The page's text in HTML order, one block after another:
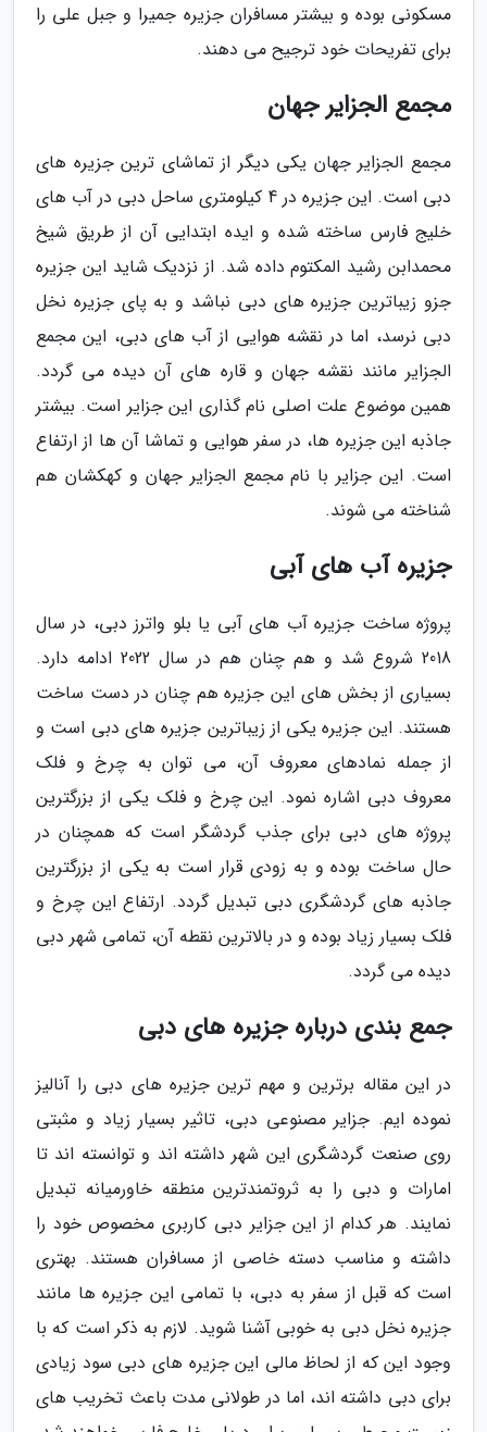
مسکونی بوده و بیشتر مسافران جزیره جمیرا و جبل علی را
برای تفریحات خود ترجیح می دهند.
مجمع الجزایر جهان
مجمع الجزایر جهان یکی دیگر از تماشای ترین جزیره های
دبی است. این جزیره در 4 کیلومتری ساحل دبی در آب های
خلیج فارس ساخته شده و ایده ابتدایی آن از طریق شیخ
محمدابن رشید المکتوم داده شد. از نزدیک شاید این جزیره
جزو زیباترین جزیره های دبی نباشد و به پای جزیره نخل
دبی نرسد، اما در نقشه هوایی از آب های دبی، این مجمع
الجزایر مانند نقشه جهان و قاره های آن دیده می گردد.
همین موضوع علت اصلی نام گذاری این جزایر است. بیشتر
جاذبه این جزیره ها، در سفر هوایی و تماشا آن ها از ارتفاع
است. این جزایر با نام مجمع الجزایر جهان و کهکشان هم
شناخته می شوند.
جزیره آب های آبی
پروژه ساخت جزیره آب های آبی یا بلو واترز دبی، در سال
2018 شروع شد و هم چنان هم در سال 2022 ادامه دارد.
بسیاری از بخش های این جزیره هم چنان در دست ساخت
هستند. این جزیره یکی از زیباترین جزیره های دبی است و
از جمله نمادهای معروف آن، می توان به چرخ و فلک
معروف دبی اشاره نمود. این چرخ و فلک یکی از بزرگترین
پروژه های دبی برای جذب گردشگر است که همچنان در
حال ساخت بوده و به زودی قرار است به یکی از بزرگترین
جاذبه های گردشگری دبی تبدیل گردد. ارتفاع این چرخ و
فلک بسیار زیاد بوده و در بالاترین نقطه آن، تمامی شهر دبی
دیده می گردد.
جمع بندی درباره جزیره های دبی
در این مقاله برترین و مهم ترین جزیره های دبی را آنالیز
نموده ایم. جزایر مصنوعی دبی، تاثیر بسیار زیاد و مثبتی
روی صنعت گردشگری این شهر داشته اند و توانسته اند تا
امارات و دبی را به ثروتمندترین منطقه خاورمیانه تبدیل
نمایند. هر کدام از این جزایر دبی کاربری مخصوص خود را
داشته و مناسب دسته خاصی از مسافران هستند. بهتری
است که قبل از سفر به دبی، با تمامی این جزیره ها مانند
جزیره نخل دبی به خوبی آشنا شوید. لازم به ذکر است که با
وجود این که از لحاظ مالی این جزیره های دبی سود زیادی
برای دبی داشته اند، اما در طولانی مدت باعث تخریب های